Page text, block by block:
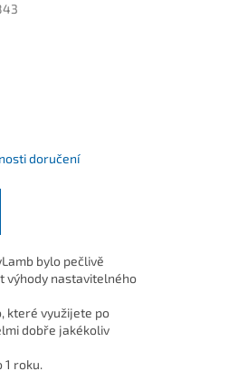
doručení
bylo pečlivě
výhody nastavitelného
které využijete po
dobře jakékoliv
1 roku.